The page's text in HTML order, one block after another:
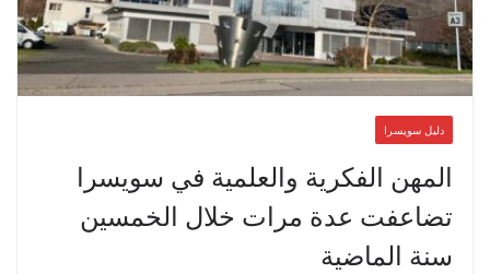
دليل سويسرا
المهن الفكرية والعلمية في سويسرا
تضاعفت عدة مرات خلال الخمسين
سنة الماضية